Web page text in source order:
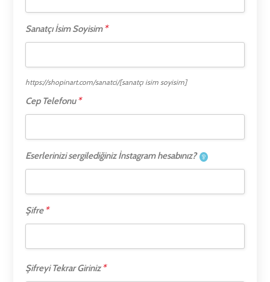
Sanatçı İsim Soyisim*
https://shopinart.com/sanatci/[sanatçı isim soyisim]
Cep Telefonu*
Eserlerinizi sergilediğiniz İnstagram hesabınız?
Şifre*
Şifreyi Tekrar Giriniz*